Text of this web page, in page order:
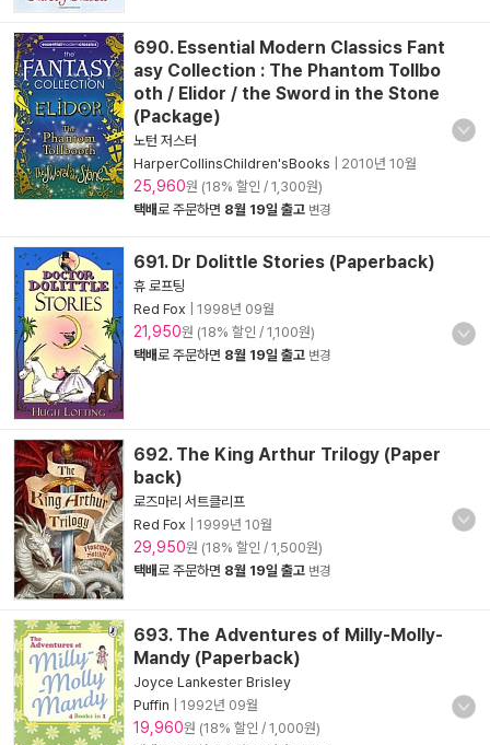
690. Essential Modern Classics Fant
asy Collection : The Phantom Tollbo
oth / Elidor / the Sword in the Stone
(Package)
노턴 저스터
HarperCollinsChildren'sBooks
2010년 10월
25,960원 (18% 할인 / 1,300원)
택배로 주문하면 8월 19일 출고 변경
691. Dr Dolittle Stories (Paperback)
휴 로프팅
Red Fox
1998년 09월
21,950원 (18% 할인 / 1,100원)
택배로 주문하면 8월 19일 출고 변경
692. The King Arthur Trilogy (Paper
back)
로즈마리 서트클리프
Red Fox
1999년 10월
29,950원 (18% 할인 / 1,500원)
택배로 주문하면 8월 19일 출고 변경
693. The Adventures of Milly-Molly-
Mandy (Paperback)
Joyce Lankester Brisley
Puffin
1992년 09월
19,960원 (18% 할인 / 1,000원)